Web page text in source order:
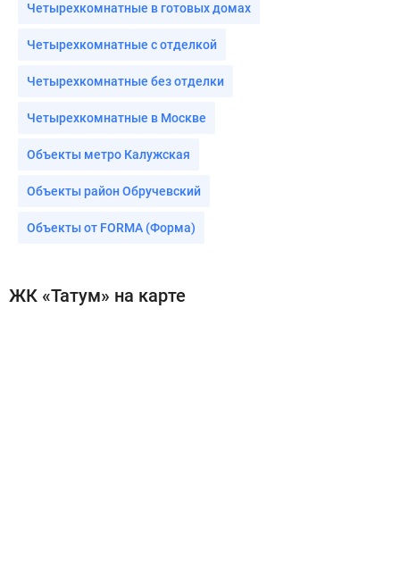
Четырехкомнатные в готовых домах
Четырехкомнатные с отделкой
Четырехкомнатные без отделки
Четырехкомнатные в Москве
Объекты метро Калужская
Объекты район Обручевский
Объекты от FORMA (Форма)
ЖК «Татум» на карте